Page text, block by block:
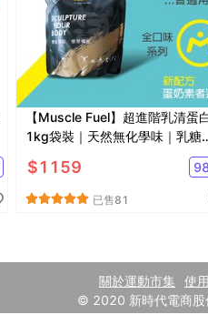
【Muscle Fuel】超進階乳清蛋
1kg袋裝｜天然無化學味｜乳糖
$1159
已售81
關於運動市集 使
© 2020 新時代電商股